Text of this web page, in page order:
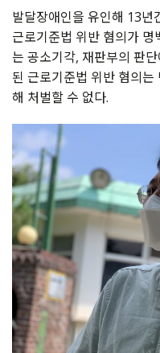
발달장애인을 유인해 13년
근로기준법 위반 혐의가 명
는 공소기각, 재판부의 판
된 근로기준법 위반 혐의
해 처벌할 수 없다.